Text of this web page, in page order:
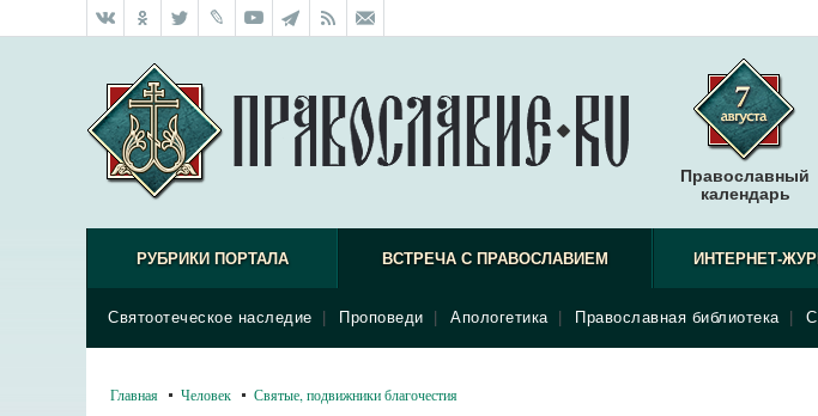
Православный
календарь
РУБРИКИ ПОРТАЛА ВСТРЕЧА С ПРАВОСЛАВИЕМ
Святоотеческое наследие Проповеди Апологетика Православная библиотека
ИНТЕРНЕТ-
Главная Человек Святые, подвижники благочестия